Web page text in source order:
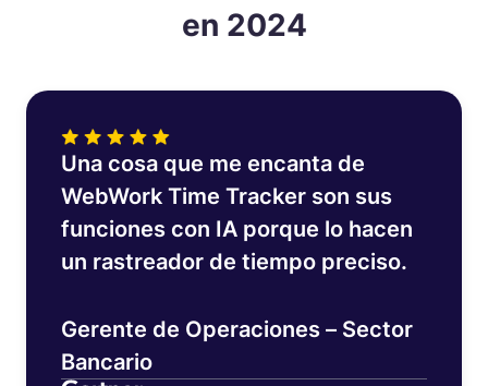
en 2024
Una cosa que me encanta de
WebWork Time Tracker son sus
funciones con IA porque lo hacen
un rastreador de tiempo preciso.
Gerente de Operaciones – Sector
Bancario